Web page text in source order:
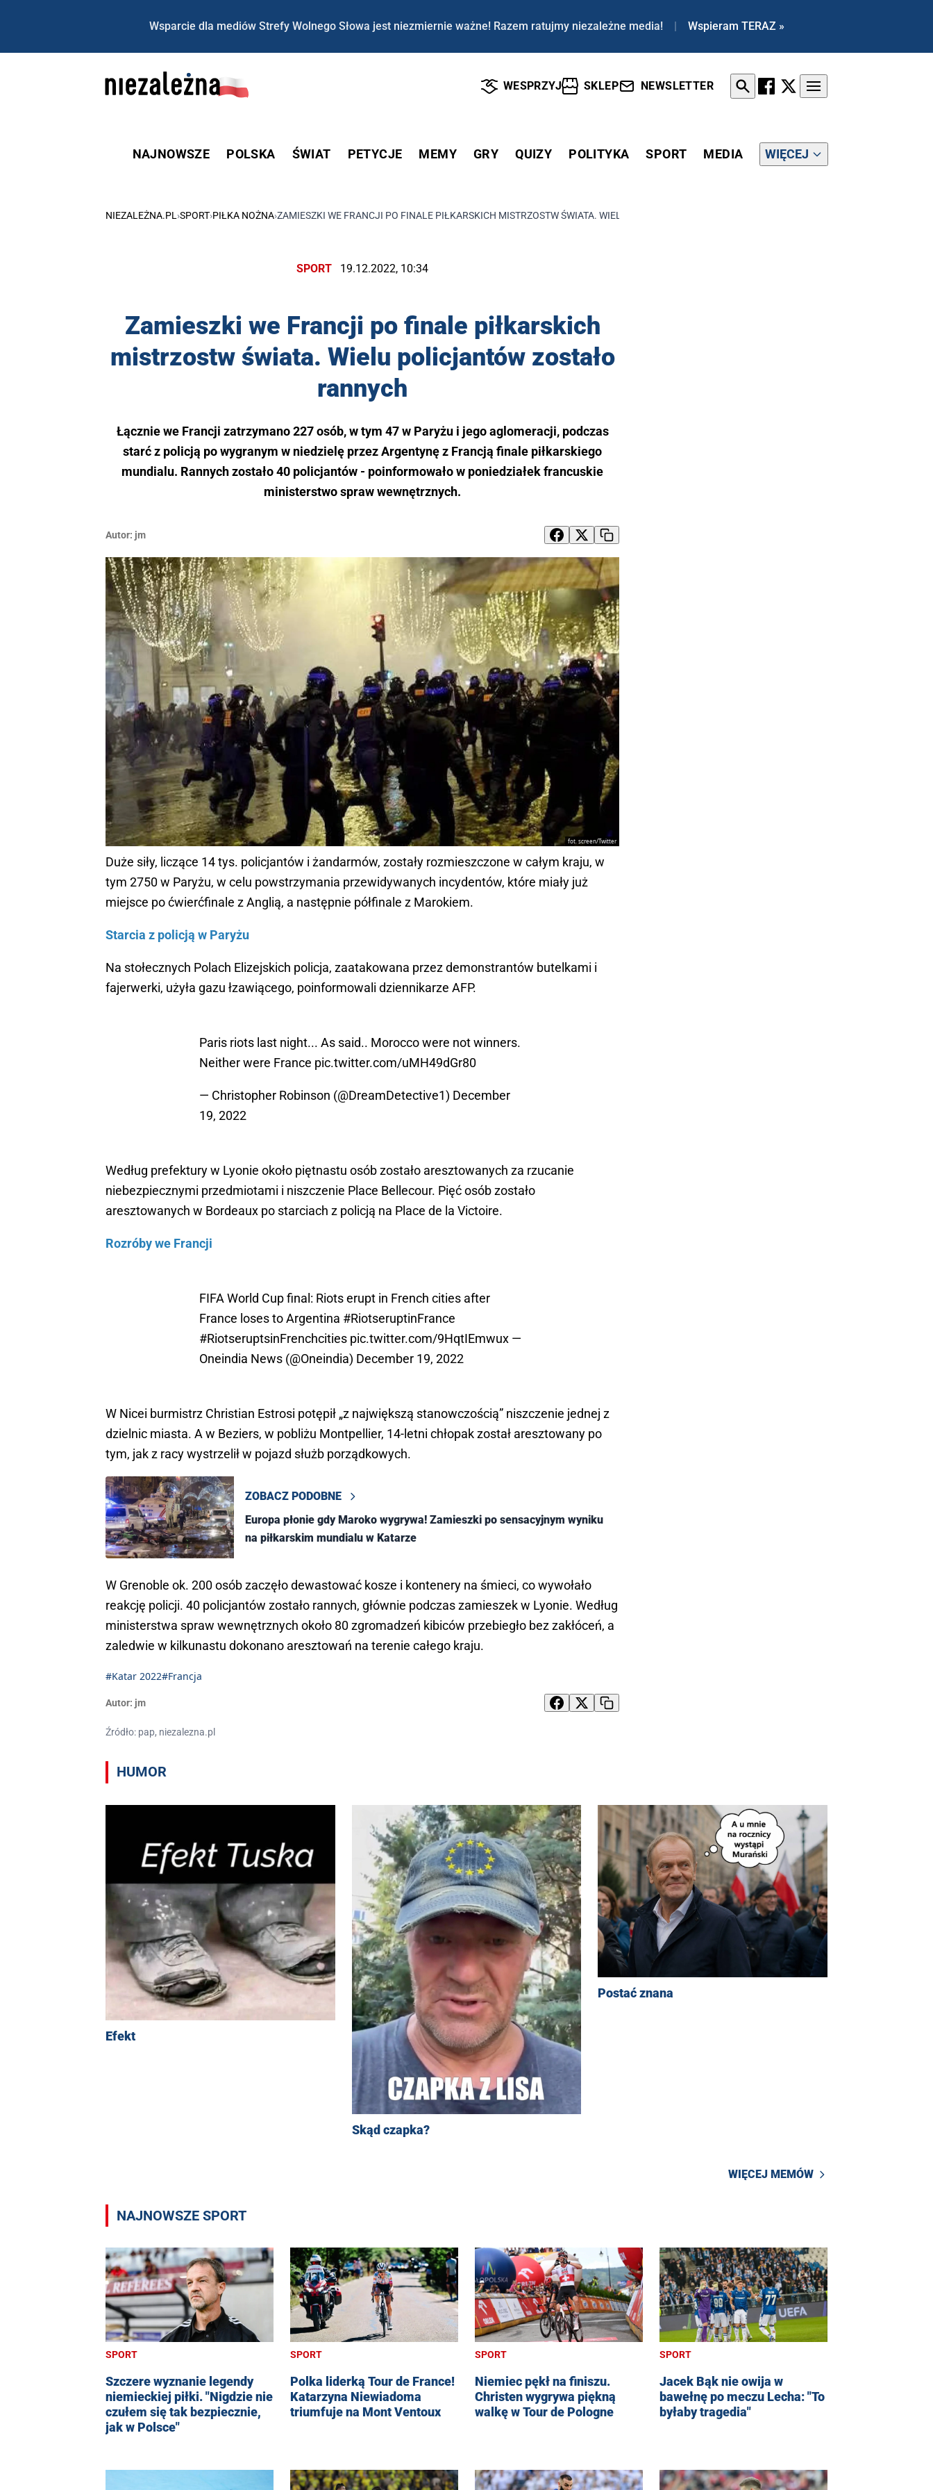
Wsparcie dla mediów Strefy Wolnego Słowa jest niezmiernie ważne! Razem ratujmy niezależne media! | Wspieram TERAZ »
WESPRZYJ SKLEP NEWSLETTER
NAJNOWSZE POLSKA ŚWIAT PETYCJE MEMY GRY QUIZY POLITYKA SPORT MEDIA WIĘCEJ
NIEZALEŻNA.PL ›SPORT›PIŁKA NOŻNA›ZAMIESZKI WE FRANCJI PO FINALE PIŁKARSKICH MISTRZOSTW ŚWIATA. WIELU POLICJANTÓW ZOSTAŁO RANNYCH
SPORT 19.12.2022, 10:34
Zamieszki we Francji po finale piłkarskich
mistrzostw świata. Wielu policjantów zostało
rannych
Łącznie we Francji zatrzymano 227 osób, w tym 47 w Paryżu i jego aglomeracji, podczas
starć z policją po wygranym w niedzielę przez Argentynę z Francją finale piłkarskiego
mundialu. Rannych zostało 40 policjantów - poinformowało w poniedziałek francuskie
ministerstwo spraw wewnętrznych.
Autor: jm
fot. screen/Twitter
Duże siły, liczące 14 tys. policjantów i żandarmów, zostały rozmieszczone w całym kraju, w
tym 2750 w Paryżu, w celu powstrzymania przewidywanych incydentów, które miały już
miejsce po ćwierćfinale z Anglią, a następnie półfinale z Marokiem.
Starcia z policją w Paryżu
Na stołecznych Polach Elizejskich policja, zaatakowana przez demonstrantów butelkami i
fajerwerki, użyła gazu łzawiącego, poinformowali dziennikarze AFP.
Paris riots last night... As said.. Morocco were not winners.
Neither were France pic.twitter.com/uMH49dGr80
— Christopher Robinson (@DreamDetective1) December
19, 2022
Według prefektury w Lyonie około piętnastu osób zostało aresztowanych za rzucanie
niebezpiecznymi przedmiotami i niszczenie Place Bellecour. Pięć osób zostało
aresztowanych w Bordeaux po starciach z policją na Place de la Victoire.
Rozróby we Francji
FIFA World Cup final: Riots erupt in French cities after
France loses to Argentina #RiotseruptinFrance
#RiotseruptsinFrenchcities pic.twitter.com/9HqtIEmwux —
Oneindia News (@Oneindia) December 19, 2022
W Nicei burmistrz Christian Estrosi potępił „z największą stanowczością” niszczenie jednej z
dzielnic miasta. A w Beziers, w pobliżu Montpellier, 14-letni chłopak został aresztowany po
tym, jak z racy wystrzelił w pojazd służb porządkowych.
ZOBACZ PODOBNE
Europa płonie gdy Maroko wygrywa! Zamieszki po sensacyjnym wyniku
na piłkarskim mundialu w Katarze
W Grenoble ok. 200 osób zaczęło dewastować kosze i kontenery na śmieci, co wywołało
reakcję policji. 40 policjantów zostało rannych, głównie podczas zamieszek w Lyonie. Według
ministerstwa spraw wewnętrznych około 80 zgromadzeń kibiców przebiegło bez zakłóceń, a
zaledwie w kilkunastu dokonano aresztowań na terenie całego kraju.
#Katar 2022#Francja
Autor: jm
Źródło: pap, niezalezna.pl
HUMOR
Efekt
Skąd czapka?
Postać znana
WIĘCEJ MEMÓW
NAJNOWSZE SPORT
SPORT
Szczere wyznanie legendy
niemieckiej piłki. "Nigdzie nie
czułem się tak bezpiecznie,
jak w Polsce"
SPORT
Polka liderką Tour de France!
Katarzyna Niewiadoma
triumfuje na Mont Ventoux
SPORT
Niemiec pękł na finiszu.
Christen wygrywa piękną
walkę w Tour de Pologne
SPORT
Jacek Bąk nie owija w
bawełnę po meczu Lecha: "To
byłaby tragedia"